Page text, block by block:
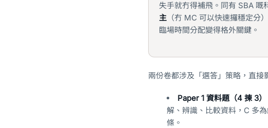
失手就冇得補飛。同有 SBA 嘅
主 （冇 MC 可以快速攞穩定
臨場時間分配變得格外關鍵。
兩份卷都涉及「選答」策略，直接
Paper 1 資料題（4 揀 3）
解、辨識、比較資料，C 多
條。